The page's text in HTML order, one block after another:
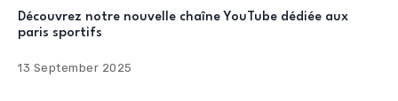
Découvrez notre nouvelle chaîne YouTube dédiée aux
paris sportifs
13 September 2025